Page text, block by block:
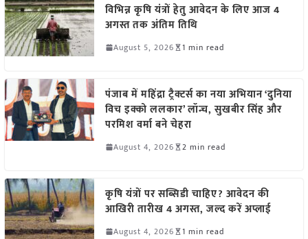
विभिन्न कृषि यंत्रों हेतु आवेदन के लिए आज 4
अगस्त तक अंतिम तिथि
August 5, 2026 1 min read
पंजाब में महिंद्रा ट्रैक्टर्स का नया अभियान ‘दुनिया
विच इक्को ललकार’ लॉन्च, सुखबीर सिंह और
परमिश वर्मा बने चेहरा
August 4, 2026 2 min read
कृषि यंत्रों पर सब्सिडी चाहिए? आवेदन की
आखिरी तारीख 4 अगस्त, जल्द करें अप्लाई
August 4, 2026 1 min read